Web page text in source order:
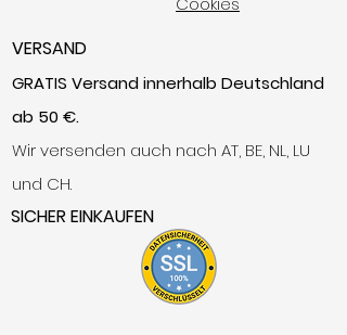
VERSAND
GRATIS Versand innerhalb Deutschland
ab 50 €.
Wir versenden auch nach AT, BE, NL, LU
und CH.
SICHER EINKAUFEN